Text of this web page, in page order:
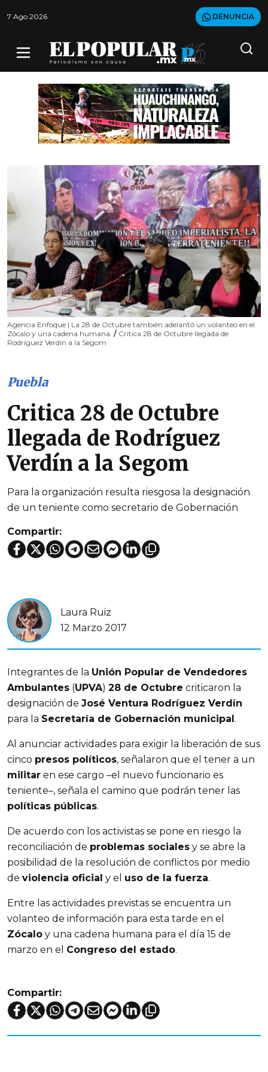
7 Ago 2026 DENUNCIA
Agencia Enfoque | La 28 de Octubre también adelantó un volanteo en el
Zócalo y una cadena humana. / Critica 28 de Octubre llegada de
Rodríguez Verdín a la Segom
Puebla
Critica 28 de Octubre
llegada de Rodríguez
Verdín a la Segom
Para la organización resulta riesgosa la designación
de un teniente como secretario de Gobernación
Compartir:
Laura Ruiz
12 Marzo 2017
Integrantes de la Unión Popular de Vendedores
Ambulantes (UPVA) 28 de Octubre criticaron la
designación de José Ventura Rodríguez Verdín
para la Secretaría de Gobernación municipal .
Al anunciar actividades para exigir la liberación de sus
cinco presos políticos, señalaron que el tener a un
militar en ese cargo –el nuevo funcionario es
teniente–, señala el camino que podrán tener las
políticas públicas.
De acuerdo con los activistas se pone en riesgo la
reconciliación de problemas sociales y se abre la
posibilidad de la resolución de conflictos por medio
de violencia oficial y el uso de la fuerza.
Entre las actividades previstas se encuentra un
volanteo de información para esta tarde en el
Zócalo y una cadena humana para el día 15 de
marzo en el Congreso del estado.
Compartir: